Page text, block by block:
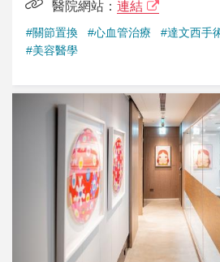
醫院網站： 連結
#關節置換 #心血管治療 #達文西手
#美容醫學